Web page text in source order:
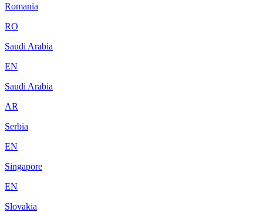
Romania
RO
Saudi Arabia
EN
Saudi Arabia
AR
Serbia
EN
Singapore
EN
Slovakia